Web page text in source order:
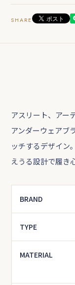
SHARE
アスリート、アー
アンダーウェアブ
ッチするデザイン
えうる設計で履き
BRAND
TYPE
MATERIAL